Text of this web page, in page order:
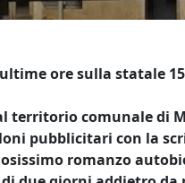
ore sulla statale
territorio comunale di
pubblicitari con la
romanzo